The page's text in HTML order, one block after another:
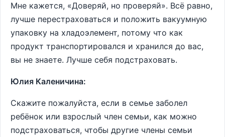
Мне кажется, «Доверяй, но проверяй». Всё равно,
лучше перестраховаться и положить вакуумную
упаковку на хладоэлемент, потому что как
продукт транспортировался и хранился до вас,
вы не знаете. Лучше себя подстраховать.
Юлия Каленичина:
Скажите пожалуйста, если в семье заболел
ребёнок или взрослый член семьи, как можно
подстраховаться, чтобы другие члены семьи